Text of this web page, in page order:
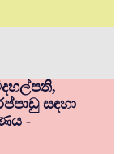
සඳහා
-